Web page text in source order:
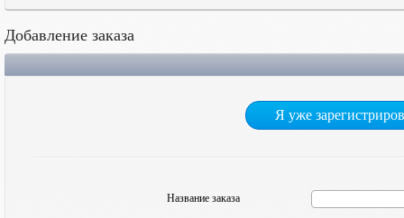
Добавление заказа
Я уже
Название заказа